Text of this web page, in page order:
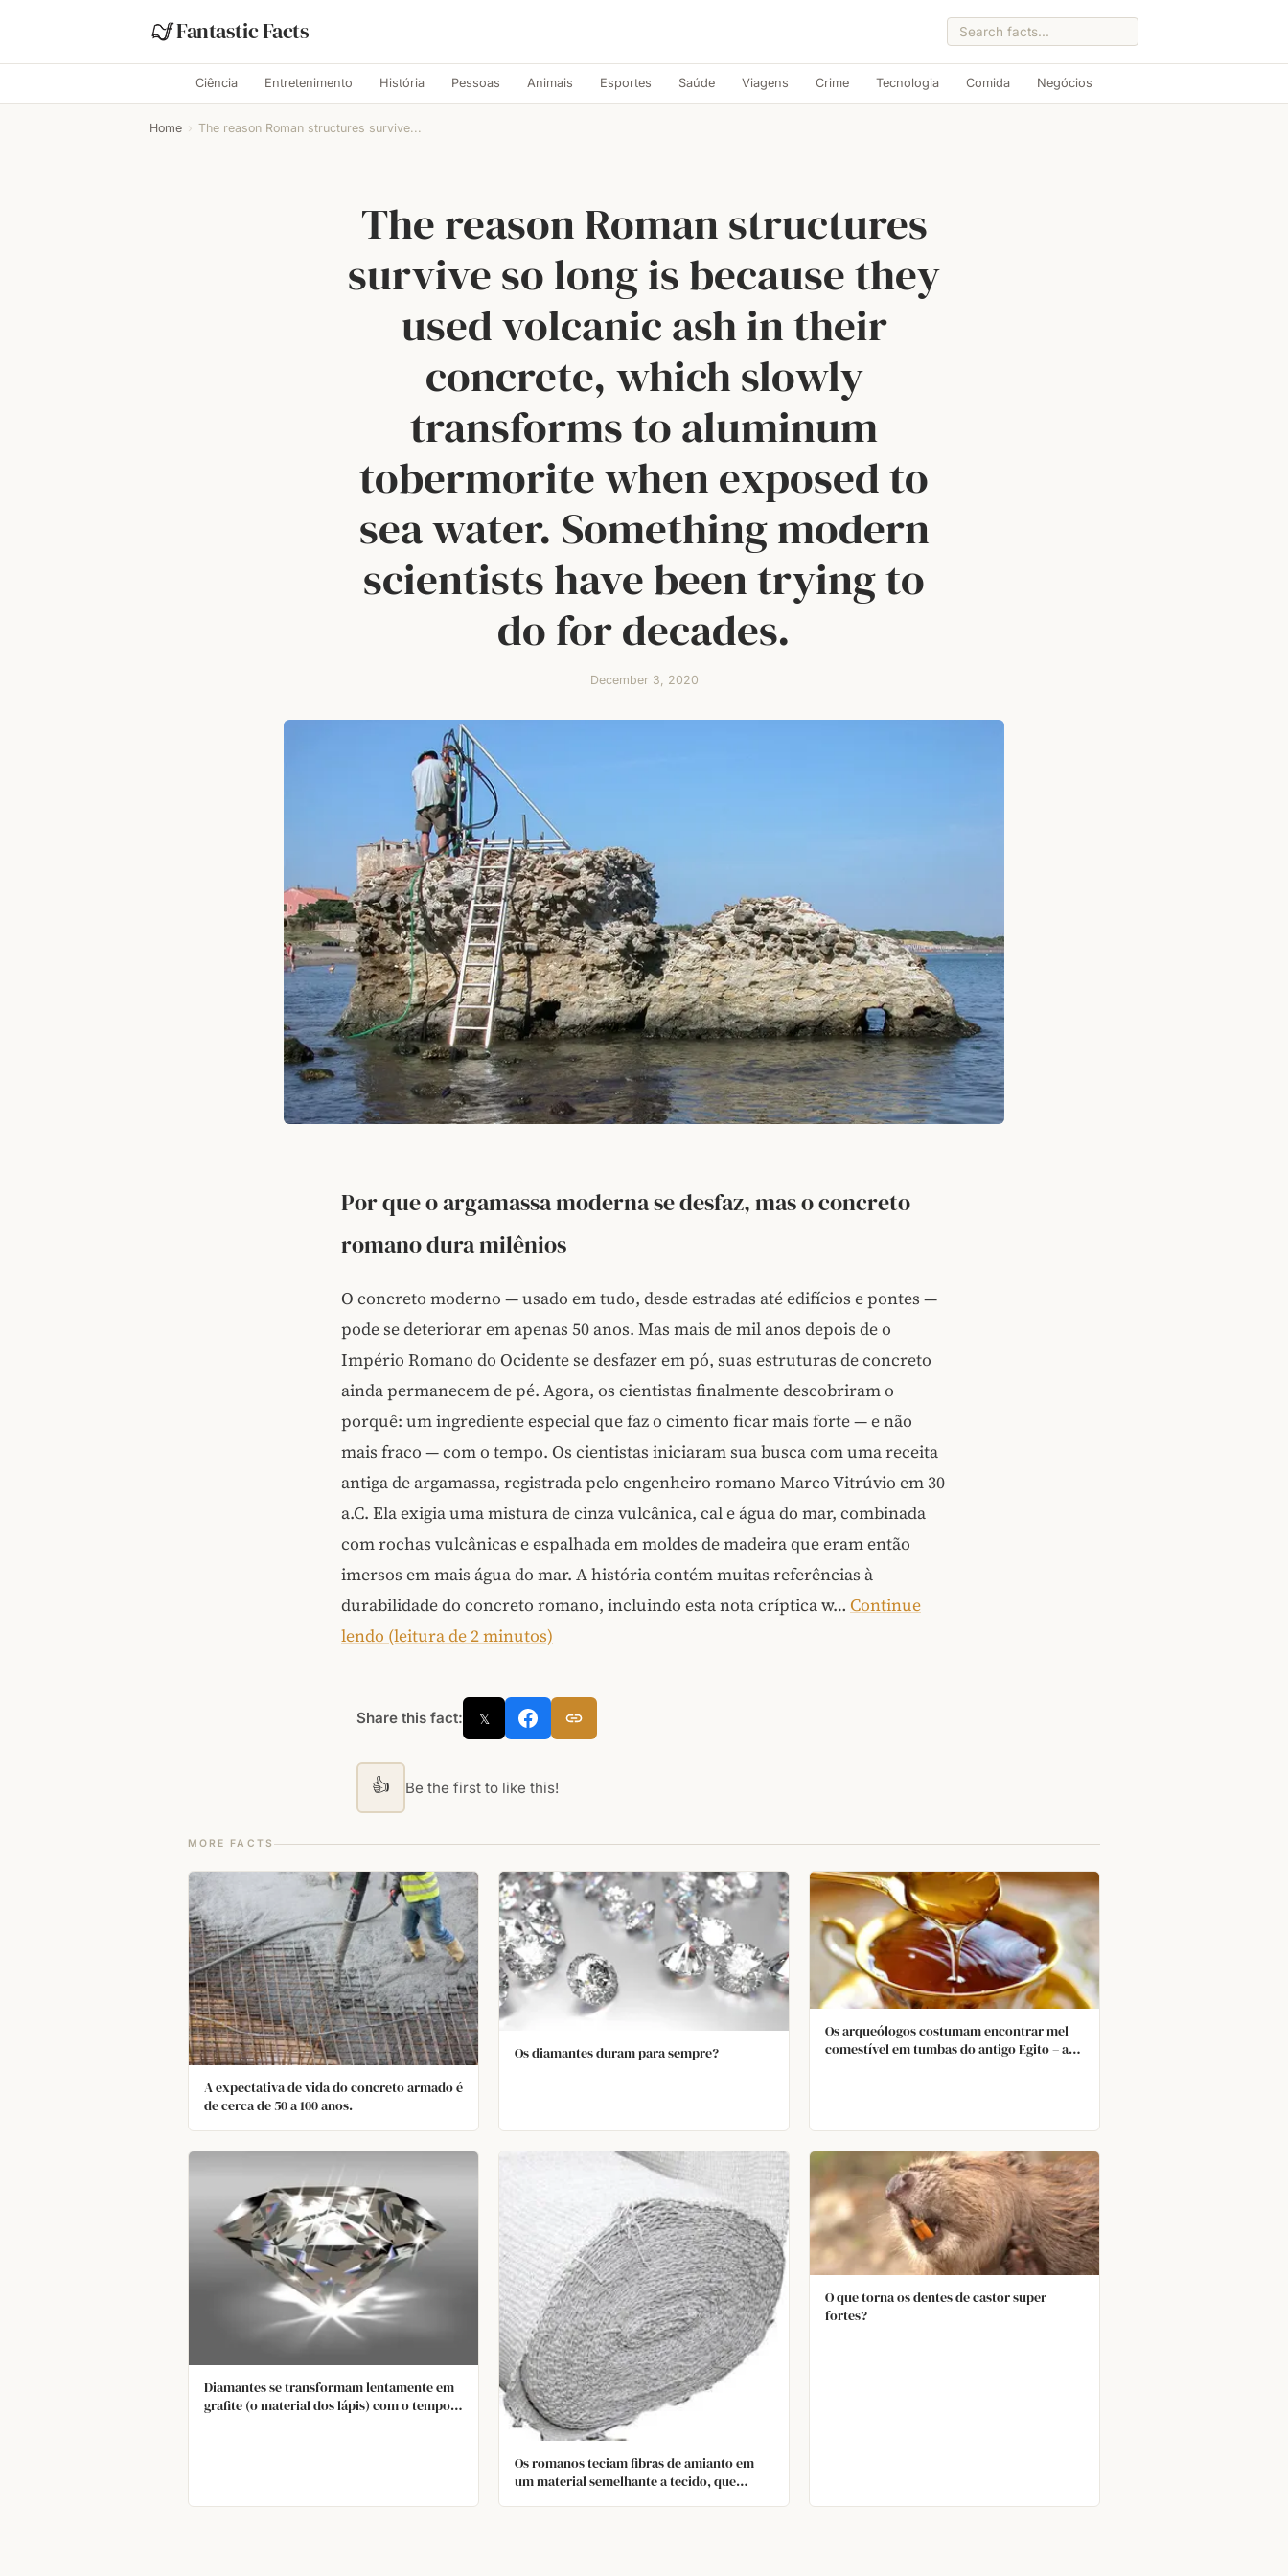
Fantastic Facts
Ciência Entretenimento História Pessoas Animais Esportes Saúde Viagens Crime Tecnologia Comida Negócios
Home › The reason Roman structures survive...
The reason Roman structures
survive so long is because they
used volcanic ash in their
concrete, which slowly
transforms to aluminum
tobermorite when exposed to
sea water. Something modern
scientists have been trying to
do for decades.
December 3, 2020
Por que o argamassa moderna se desfaz, mas o concreto
romano dura milênios
O concreto moderno — usado em tudo, desde estradas até edifícios e pontes —
pode se deteriorar em apenas 50 anos. Mas mais de mil anos depois de o
Império Romano do Ocidente se desfazer em pó, suas estruturas de concreto
ainda permanecem de pé. Agora, os cientistas finalmente descobriram o
porquê: um ingrediente especial que faz o cimento ficar mais forte — e não
mais fraco — com o tempo. Os cientistas iniciaram sua busca com uma receita
antiga de argamassa, registrada pelo engenheiro romano Marco Vitrúvio em 30
a.C. Ela exigia uma mistura de cinza vulcânica, cal e água do mar, combinada
com rochas vulcânicas e espalhada em moldes de madeira que eram então
imersos em mais água do mar. A história contém muitas referências à
durabilidade do concreto romano, incluindo esta nota críptica w… Continue
lendo (leitura de 2 minutos)
Share this fact: 𝕏
👍 Be the first to like this!
MORE FACTS
A expectativa de vida do concreto armado é
de cerca de 50 a 100 anos.
Os diamantes duram para sempre?
Os arqueólogos costumam encontrar mel
comestível em tumbas do antigo Egito – a
Diamantes se transformam lentamente em
grafite (o material dos lápis) com o tempo.
Os romanos teciam fibras de amianto em
um material semelhante a tecido, que
O que torna os dentes de castor super
fortes?